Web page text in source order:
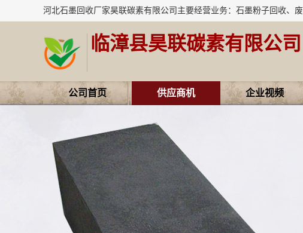
临漳县昊联碳素有限公司
公司首页 供应商机 企业视频